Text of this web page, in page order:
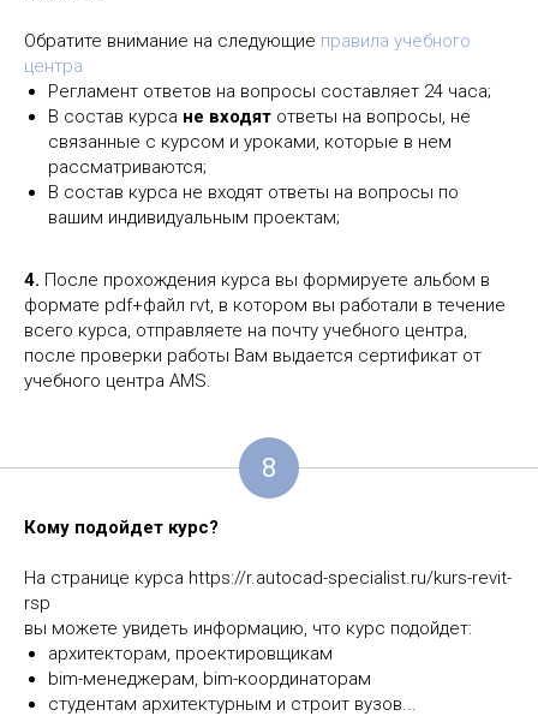
Обратите внимание на следующие правила учебного
центра
Регламент ответов на вопросы составляет 24 часа;
В состав курса не входят ответы на вопросы, не
связанные с курсом и уроками, которые в нем
рассматриваются;
В состав курса не входят ответы на вопросы по
вашим индивидуальным проектам;
4. После прохождения курса вы формируете альбом в
формате pdf+файл rvt, в котором вы работали в течение
всего курса, отправляете на почту учебного центра,
после проверки работы Вам выдается сертификат от
учебного центра AMS.
8
Кому подойдет курс?
На странице курса https://r.autocad-specialist.ru/kurs-revit-
rsp
вы можете увидеть информацию, что курс подойдет:
архитекторам, проектировщикам
bim-менеджерам, bim-координаторам
студентам архитектурным и строит вузов...